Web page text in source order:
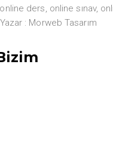
online ders, online sınav,
Yazar : Morweb Tasarım